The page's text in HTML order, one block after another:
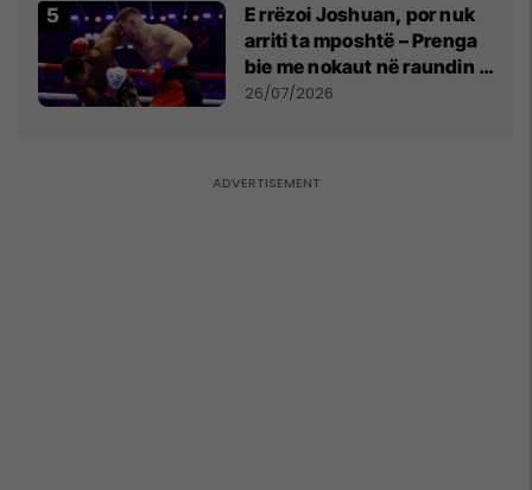
E rrëzoi Joshuan, por nuk
arriti ta mposhtë – Prenga
bie me nokaut në raundin e
dytë
26/07/2026